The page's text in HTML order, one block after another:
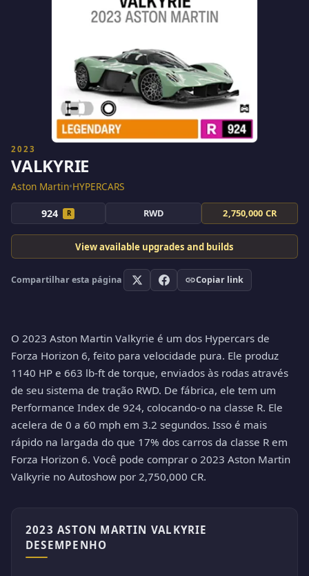
2023
VALKYRIE
Aston Martin•HYPERCARS
924 R RWD 2,750,000 CR
View available upgrades and builds
Compartilhar esta página Copiar link
O 2023 Aston Martin Valkyrie é um dos Hypercars de
Forza Horizon 6, feito para velocidade pura. Ele produz
1140 HP e 663 lb-ft de torque, enviados às rodas através
de seu sistema de tração RWD. De fábrica, ele tem um
Performance Index de 924, colocando-o na classe R. Ele
acelera de 0 a 60 mph em 3.2 segundos. Isso é mais
rápido na largada do que 17% dos carros da classe R em
Forza Horizon 6. Você pode comprar o 2023 Aston Martin
Valkyrie no Autoshow por 2,750,000 CR.
2023 ASTON MARTIN VALKYRIE
DESEMPENHO